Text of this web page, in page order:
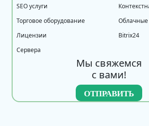
SEO услуги
Торговое оборудование
Облачные
Лицензии
Bitrix24
Сервера
Мы свяжемся
с вами!